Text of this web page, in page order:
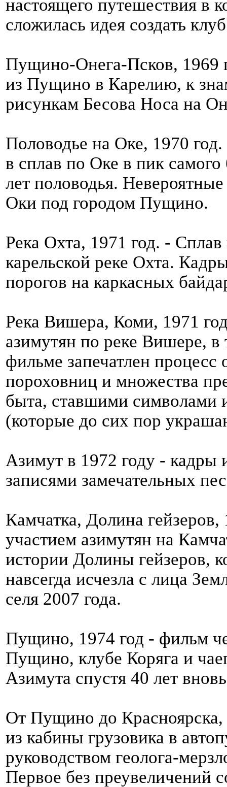
настоящего путешествия в
сложилась идея создать
Пущино-Онега-Псков, 1969
из Пущино в Карелию, к
рисункам Бесова Носа на
Половодье на Оке, 1970
в сплав по Оке в пик
лет половодья.
Оки под городом Пущино.
Река Охта, 1971 год. -
карельской реке Охта.
порогов на каркасных
Река Вишера, Коми, 1971
азимутян по реке Вишере,
фильме запечатлен
пороховниц и множества
быта, ставшими символами
(которые до сих пор
Азимут в 1972 году - кадры
записями замечательных
Камчатка, Долина
участием азимутян на
истории Долины гейзеров,
навсегда исчезла с лица
селя 2007 года.
Пущино, 1974 год - фильм
Пущино, клубе Коряга и
Азимута спустя 40 лет
От Пущино до
из кабины грузовика в
руководством геолога-
Первое без преувеличений